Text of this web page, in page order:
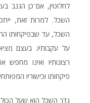
לחלוטין, אם־כן הגנב
השכל. למרות זאת,
השכל, עד שבפיקחותו
על עקבותיו. בעצם
רצונותיו ואינו
פיקחותו וכישוריו
גדר השכל הוא שעל